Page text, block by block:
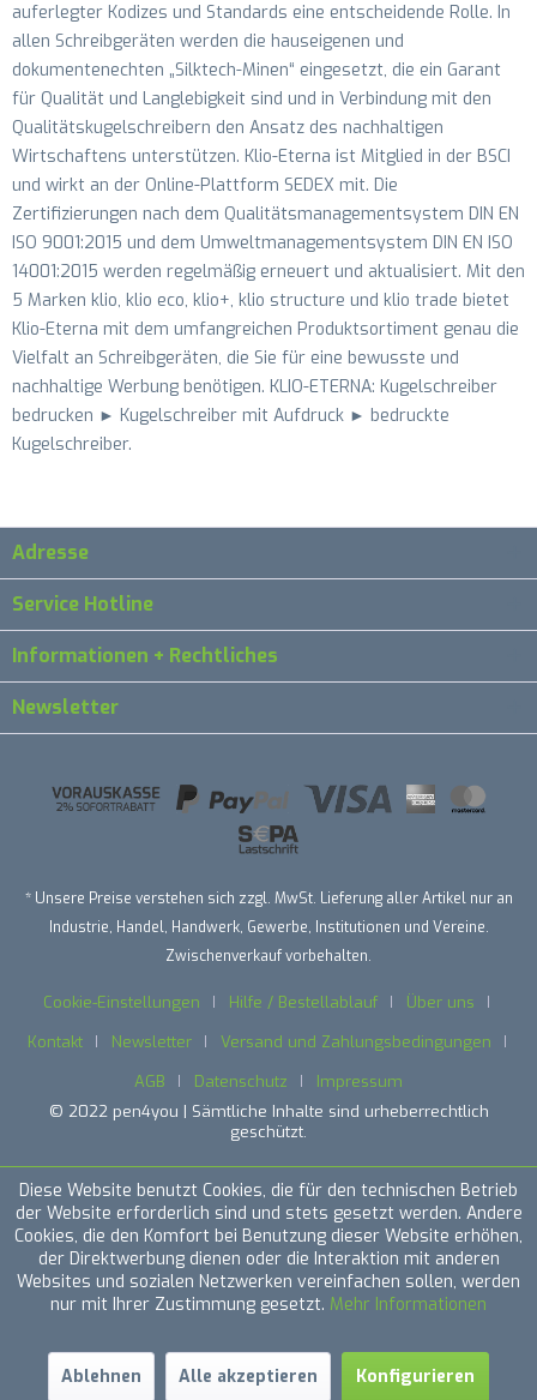
auferlegter Kodizes und Standards eine entscheidende Rolle. In
allen Schreibgeräten werden die hauseigenen und
dokumentenechten „Silktech-Minen“ eingesetzt, die ein Garant
für Qualität und Langlebigkeit sind und in Verbindung mit den
Qualitätskugelschreibern den Ansatz des nachhaltigen
Wirtschaftens unterstützen. Klio-Eterna ist Mitglied in der BSCI
und wirkt an der Online-Plattform SEDEX mit. Die
Zertifizierungen nach dem Qualitätsmanagementsystem DIN EN
ISO 9001:2015 und dem Umweltmanagementsystem DIN EN ISO
14001:2015 werden regelmäßig erneuert und aktualisiert. Mit den
5 Marken klio, klio eco, klio+, klio structure und klio trade bietet
Klio-Eterna mit dem umfangreichen Produktsortiment genau die
Vielfalt an Schreibgeräten, die Sie für eine bewusste und
nachhaltige Werbung benötigen. KLIO-ETERNA: Kugelschreiber
bedrucken ► Kugelschreiber mit Aufdruck ► bedruckte
Kugelschreiber.
Adresse
Service Hotline
Informationen + Rechtliches
Newsletter
* Unsere Preise verstehen sich zzgl. MwSt. Lieferung aller Artikel nur an
Industrie, Handel, Handwerk, Gewerbe, Institutionen und Vereine.
Zwischenverkauf vorbehalten.
Cookie-Einstellungen Hilfe / Bestellablauf
Über uns
Kontakt
Newsletter
Versand und Zahlungsbedingungen
AGB
Datenschutz
Impressum
© 2022 pen4you | Sämtliche Inhalte sind urheberrechtlich
geschützt.
Diese Website benutzt Cookies, die für den technischen Betrieb
der Website erforderlich sind und stets gesetzt werden. Andere
Cookies, die den Komfort bei Benutzung dieser Website erhöhen,
der Direktwerbung dienen oder die Interaktion mit anderen
Websites und sozialen Netzwerken vereinfachen sollen, werden
nur mit Ihrer Zustimmung gesetzt. Mehr Informationen
Ablehnen Alle akzeptieren Konfigurieren